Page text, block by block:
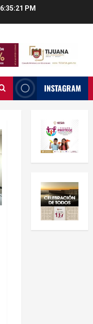
6:35:22 PM
INSTAGRAM